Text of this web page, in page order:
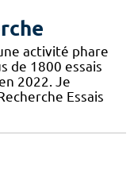
activité phare
de 1800 essais
2022. Je
Essais